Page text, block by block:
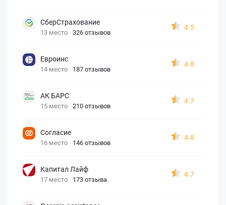
СберСтрахование
13 место 326 отзывов
4.5
Евроинс
14 место 187 отзывов
4.8
АК БАРС
15 место 210 отзывов
4.7
Согласие
16 место 146 отзывов
4.8
Капитал Лайф
17 место 173 отзыва
4.7